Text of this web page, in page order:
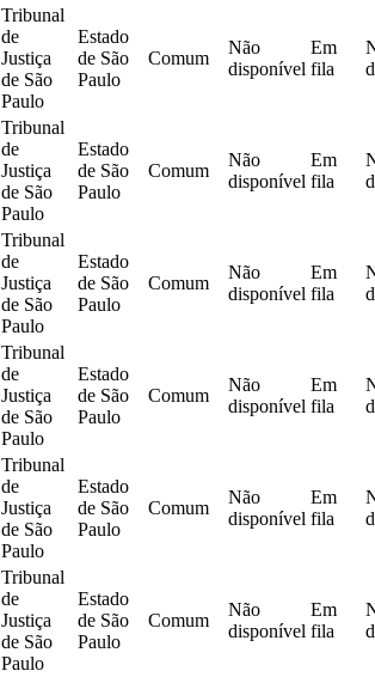
Tribunal
de
Justiça
de São
Paulo
Estado
de São
Paulo
Comum
Não
disponível
Em
fila
Tribunal
de
Justiça
de São
Paulo
Estado
de São
Paulo
Comum
Não
disponível
Em
fila
Tribunal
de
Justiça
de São
Paulo
Estado
de São
Paulo
Comum
Não
disponível
Em
fila
Tribunal
de
Justiça
de São
Paulo
Estado
de São
Paulo
Comum
Não
disponível
Em
fila
Tribunal
de
Justiça
de São
Paulo
Estado
de São
Paulo
Comum
Não
disponível
Em
fila
Tribunal
de
Justiça
de São
Paulo
Estado
de São
Paulo
Comum
Não
disponível
Em
fila